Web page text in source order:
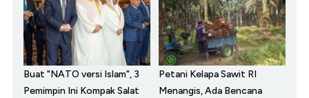
Buat "NATO versi Islam", 3
Pemimpin Ini Kompak Salat
Petani Kelapa Sawit RI
Menangis, Ada Bencana